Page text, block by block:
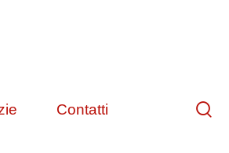
Contatti